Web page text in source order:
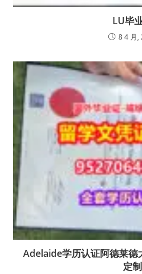
LU毕
8 4 月,
Adelaide学历认证阿德莱德
定制